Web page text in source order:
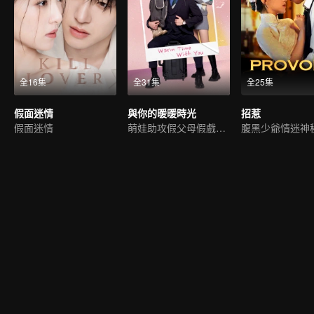
全16集
假面迷情
假面迷情
全31集
與你的暖暖時光
萌娃助攻假父母假戲真做
全25集
招惹
腹黑少爺情迷神